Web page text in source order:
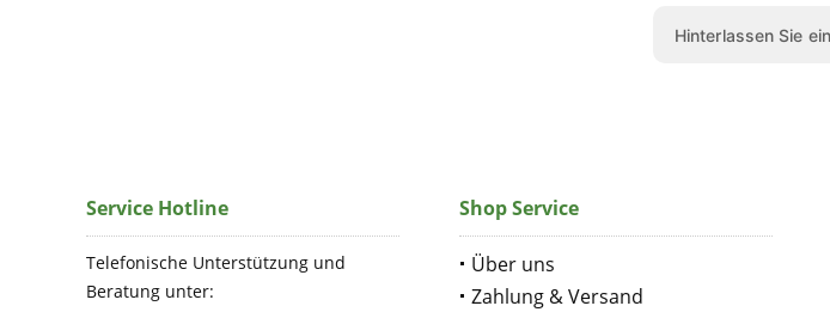
Service Hotline
Telefonische Unterstützung und
Beratung unter:
Shop Service
Über uns
Zahlung & Versand